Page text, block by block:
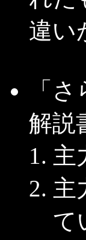
違い
「
解説
主
主
て